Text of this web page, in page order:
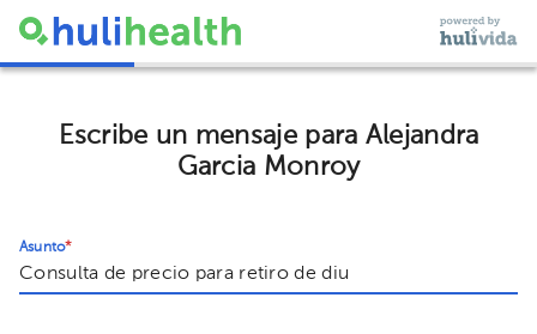
Escribe un mensaje para Alejandra
Garcia Monroy
Asunto*